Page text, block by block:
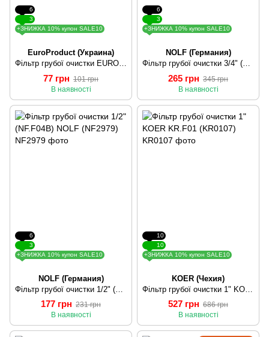
6
3
+ЗНИЖКА 10% купон SALE10
EuroProduct (Украина)
77 грн 101 грн
В наявності
6
3
+ЗНИЖКА 10% купон SALE10
NOLF (Германия)
265 грн 345 грн
В наявності
6
3
+ЗНИЖКА 10% купон SALE10
NOLF (Германия)
177 грн 231 грн
В наявності
10
10
+ЗНИЖКА 10% купон SALE10
KOER (Чехия)
527 грн 686 грн
В наявності